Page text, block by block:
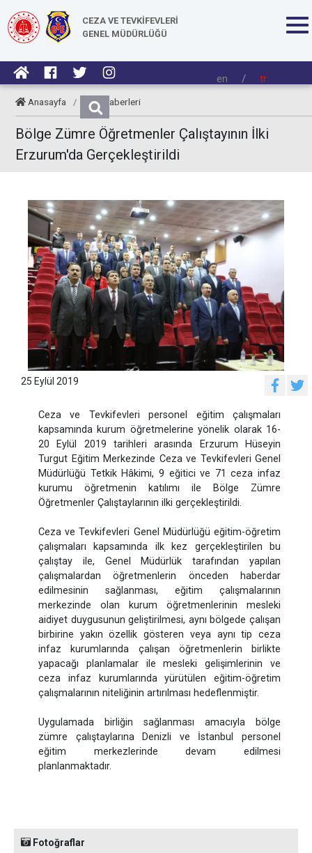
CEZA VE TEVKİFEVLERİ
GENEL MÜDÜRLÜĞÜ
en / tr
Anasayfa / CTE Haberleri
Bölge Zümre Öğretmenler Çalıştayının İlki
Erzurum'da Gerçekleştirildi
25 Eylül 2019
Ceza ve Tevkifevleri personel eğitim çalışmaları
kapsamında kurum öğretmelerine yönelik olarak 16-
20 Eylül 2019 tarihleri arasında Erzurum Hüseyin
Turgut Eğitim Merkezinde Ceza ve Tevkifevleri Genel
Müdürlüğü Tetkik Hâkimi, 9 eğitici ve 71 ceza infaz
kurumu öğretmenin katılımı ile Bölge Zümre
Öğretmenler Çalıştaylarının ilki gerçekleştirildi.
Ceza ve Tevkifevleri Genel Müdürlüğü eğitim-öğretim
çalışmaları kapsamında ilk kez gerçekleştirilen bu
çalıştay ile, Genel Müdürlük tarafından yapılan
çalışmalardan öğretmenlerin önceden haberdar
edilmesinin sağlanması, eğitim çalışmalarının
merkezinde olan kurum öğretmenlerinin mesleki
aidiyet duygusunun geliştirilmesi, aynı bölgede çalışan
birbirine yakın özellik gösteren veya aynı tip ceza
infaz kurumlarında çalışan öğretmenlerin birlikte
yapacağı planlamalar ile mesleki gelişimlerinin ve
ceza infaz kurumlarında yürütülen eğitim-öğretim
çalışmalarının niteliğinin artırılması hedeflenmiştir.
Uygulamada birliğin sağlanması amacıyla bölge
zümre çalıştaylarına Denizli ve İstanbul personel
eğitim merkezlerinde devam edilmesi
planlanmaktadır.
Fotoğraflar